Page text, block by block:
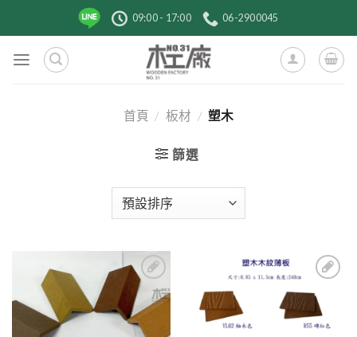
09:00 - 17:00 06-2900045
首頁 / 板材 / 塑木
篩選
加入
到收
藏清
單
加入
1